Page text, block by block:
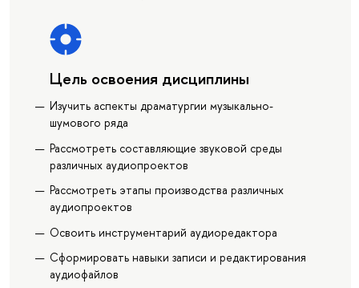
Цель освоения дисциплины
Изучить аспекты драматургии музыкально-
шумового ряда
Рассмотреть составляющие звуковой среды
различных аудиопроектов
Рассмотреть этапы производства различных
аудиопроектов
Освоить инструментарий аудиоредактора
Сформировать навыки записи и редактирования
аудиофайлов